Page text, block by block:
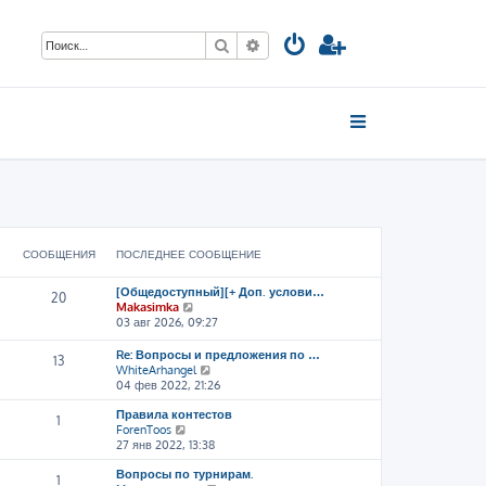
Поиск Расширенный поиск
СООБЩЕНИЯ ПОСЛЕДНЕЕ СООБЩЕНИЕ
20
[Общедоступный][+ Доп. услови…
Makasimka
е
р
е
й
т
и
к
о
с
л
03 авг 2026, 09:27
13
Re: Вопросы и предложения по …
WhiteArhangel
е
р
е
т
и
к
04 фев 2022, 21:26
1
Правила контестов
ForenToos
е
р
е
27 янв 2022, 13:38
1
Вопросы по турнирам.